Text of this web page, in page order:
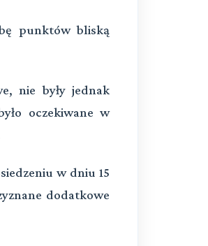
punktów bliską
nie były jednak
oczekiwane w
w dniu 15
dodatkowe